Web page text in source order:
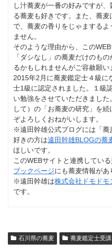
し汁蕎麦が一番の好みですが
る蕎麦も好きです。また、蕎
で、蕎麦の香りをじゃまする
ません。
そのような理由から、この
「ダシなし」の蕎麦だけのも
るかもしれませんがご容赦願い
2015年2月に蕎麦鑑定士４級に
士1級に認定されました。１級
い勉強をさせていただきまし
して）の「お蕎麦の研究」を
ぞよろしくおねがいします。
※遠田幹雄公式ブログには「蕎
好きの方は遠田幹雄BLOGの蕎
ほしいです。
このWEBサイトと連携している
ブックページにも蕎麦情報があ
※遠田幹雄は株式会社ドモドモ
です。
石川県の蕎麦 蕎麦鑑定士受